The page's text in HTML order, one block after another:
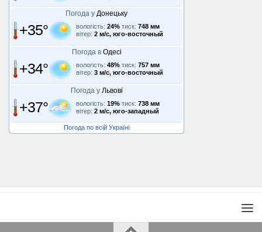
Погода у Донецьку
+35° вологість: 24% тиск: 748 мм
вітер: 2 м/с, юго-восточный
Погода в Одесі
+34° вологість: 48% тиск: 757 мм
вітер: 3 м/с, юго-восточный
Погода у Львові
+37° вологість: 19% тиск: 738 мм
вітер: 2 м/с, юго-западный
Погода по всій Україні